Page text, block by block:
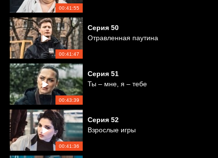
00:41:55
00:41:47
Серия 50
Отравленная паутина
00:43:39
Серия 51
Ты – мне, я – тебе
00:41:36
Серия 52
Взрослые игры